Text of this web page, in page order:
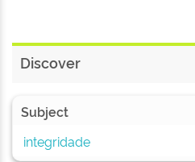
Discover
Subject
integridade